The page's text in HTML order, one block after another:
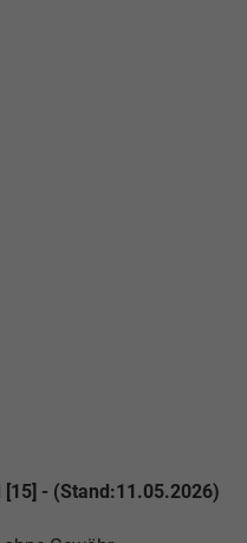
- (Stand:11.05.2026)